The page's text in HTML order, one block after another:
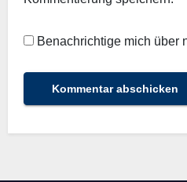
Benachrichtige mich über